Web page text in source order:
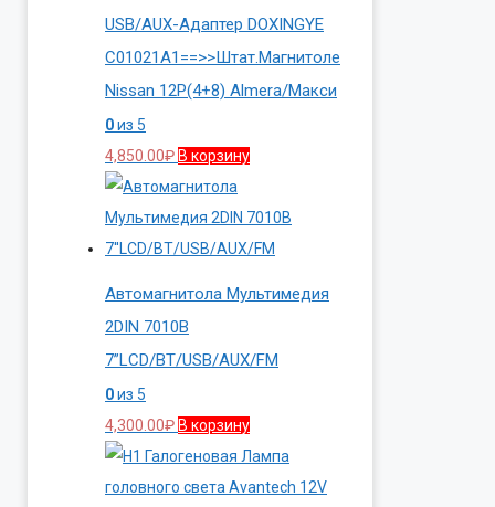
USB/AUX-Адаптер DOXINGYE
C01021A1==>>Штат.Магнитоле
Nissan 12P(4+8) Almera/Макси
0из 5
4,850.00₽ В корзину
Автомагнитола Мультимедия
2DIN 7010B
7”LCD/BT/USB/AUX/FM
0из 5
4,300.00₽ В корзину